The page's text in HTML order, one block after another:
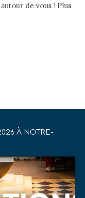
de vous ! Plus
À NOTRE-